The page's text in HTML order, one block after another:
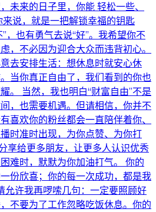
未来的日子里，你能 轻松一些、
说，就是一把解锁幸福的钥匙
也有勇气去说“好”。我希望你不
，不必因为迎合大众而违背初心。
去安排生活：想休息时就安心休
当你真正自由了，我们看到的你也
。 当然，我也明白“财富自由”不是
，也需要机遇。但请相信，你并不
喜欢你的粉丝都会一直陪伴着你、
时准时出现，为你点赞、为你打
享给更多朋友，让更多人认识优秀
难时，默默为你加油打气。 你的
份欣喜；你的每一次成功，都是我
允许我再啰嗦几句：一定要照顾好
不要为了工作忽略吃饭休息。你的